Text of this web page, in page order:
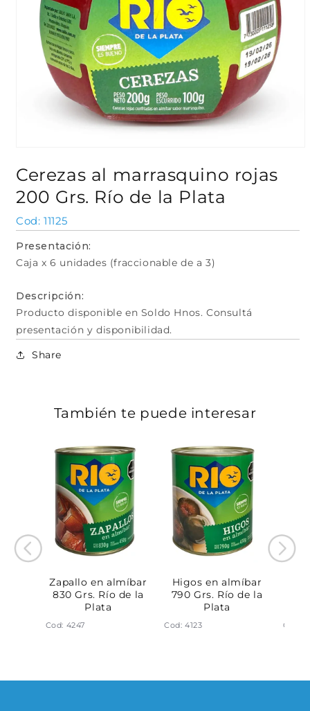
multimedia
1
en
una
modal
Cerezas al marrasquino rojas
200 Grs. Río de la Plata
SKU:
11125
Presentación:
Caja x 6 unidades (fraccionable de a 3)
Descripción:
Producto disponible en Soldo Hnos. Consultá
presentación y disponibilidad.
Share
También te puede interesar
Zapallo en almíbar
830 Grs. Río de la
Plata
Cod: 4247
Higos en almíbar
790 Grs. Río de la
Plata
Cod: 4123 Cod: